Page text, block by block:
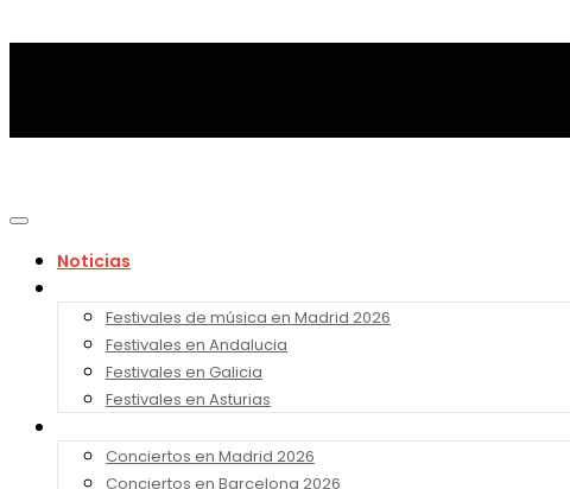
Noticias
Festivales de música en Madrid 2026
Festivales en Andalucia
Festivales en Galicia
Festivales en Asturias
Conciertos en Madrid 2026
Conciertos en Barcelona 2026